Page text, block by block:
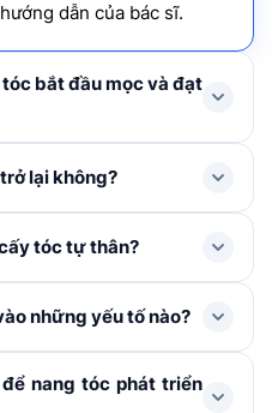
dẫn của bác sĩ.
bắt đầu mọc và đạt
loss trong 1-3 tháng đầu
lại không?
có thể rụng thay thân
như tóc tự nhiên không bị
tóc tự thân?
cho người bị hói đầu, tóc
từ đủ 18 tuổi trở lên, sức
những yếu tố nào?
dựa trên: Số lượng nang
các khoản chi phí phát
nang tóc phát triển